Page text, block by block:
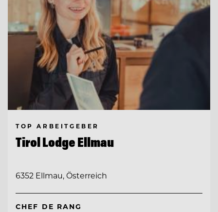
TOP ARBEITGEBER
Tirol Lodge Ellmau
6352 Ellmau, Österreich
CHEF DE RANG